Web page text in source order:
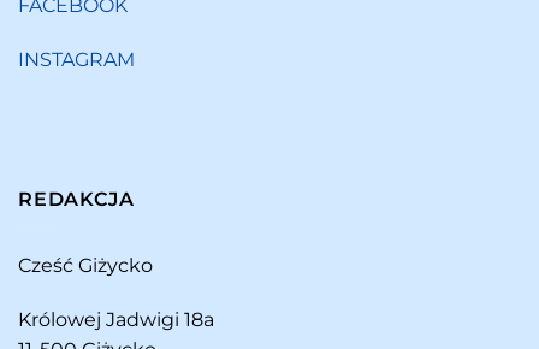
FACEBOOK
INSTAGRAM
REDAKCJA
Cześć Giżycko
Królowej Jadwigi 18a